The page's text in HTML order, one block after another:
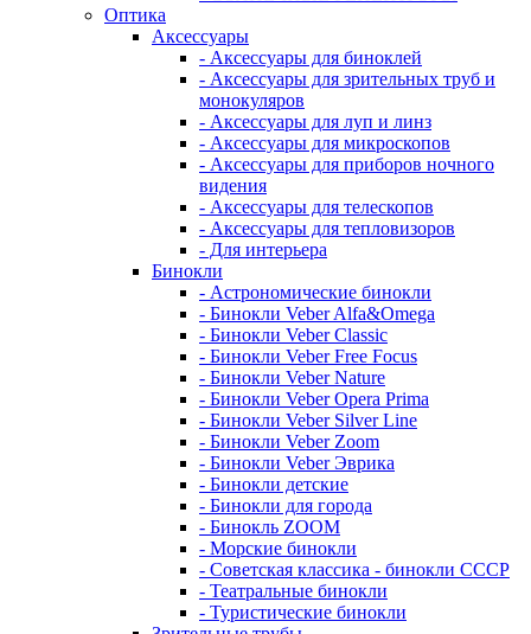
Оптика
Аксессуары
- Аксессуары для биноклей
- Аксессуары для зрительных труб и
монокуляров
- Аксессуары для луп и линз
- Аксессуары для микроскопов
- Аксессуары для приборов ночного
видения
- Аксессуары для телескопов
- Аксессуары для тепловизоров
- Для интерьера
Бинокли
- Астрономические бинокли
- Бинокли Veber Alfa&Omega
- Бинокли Veber Classic
- Бинокли Veber Free Focus
- Бинокли Veber Nature
- Бинокли Veber Opera Prima
- Бинокли Veber Silver Line
- Бинокли Veber Zoom
- Бинокли Veber Эврика
- Бинокли детские
- Бинокли для города
- Бинокль ZOOM
- Морские бинокли
- Советская классика - бинокли СССР
- Театральные бинокли
- Туристические бинокли